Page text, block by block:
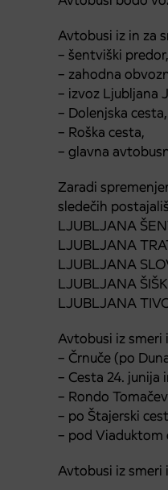
Avtobusi iz in za
– šentviški predor,
– zahodna
– izvoz Ljubljana
– Dolenjska cesta,
– Roška cesta,
– glavna
Zaradi
sledečih
LJUBLJANA
LJUBLJANA
LJUBLJANA
LJUBLJANA
LJUBLJANA
Avtobusi iz smeri
– Črnuče (po
– Cesta 24. junija
– Rondo
– po Štajerski
– pod Viaduktom
Avtobusi iz smeri